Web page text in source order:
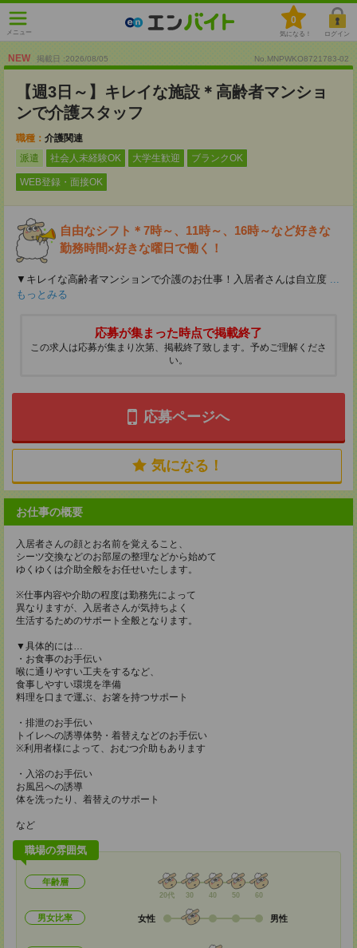
メニュー
0
気になる！ ログイン
NEW 掲載日 :2026/08/05 No.MNPWKO8721783-02
【週3日～】キレイな施設＊高齢者マンショ
ンで介護スタッフ
職種： 介護関連
派遣
社会人未経験OK 大学生歓迎 ブランクOK
WEB登録・面接OK
自由なシフト＊7時～、11時～、16時～など好きな
勤務時間×好きな曜日で働く！
▼キレイな高齢者マンションで介護のお仕事！入居者さんは自立度 ...
もっとみる
応募が集まった時点で掲載終了
この求人は応募が集まり次第、掲載終了致します。予めご理解くださ
い。
応募ページへ
気になる！
お仕事の概要
入居者さんの顔とお名前を覚えること、
シーツ交換などのお部屋の整理などから始めて
ゆくゆくは介助全般をお任せいたします。
※仕事内容や介助の程度は勤務先によって
異なりますが、入居者さんが気持ちよく
生活するためのサポート全般となります。
▼具体的には…
・お食事のお手伝い
喉に通りやすい工夫をするなど、
食事しやすい環境を準備
料理を口まで運ぶ、お箸を持つサポート
・排泄のお手伝い
トイレへの誘導体勢・着替えなどのお手伝い
※利用者様によって、おむつ介助もあります
・入浴のお手伝い
お風呂への誘導
体を洗ったり、着替えのサポート
など
職場の雰囲気
年齢層
20代 30 40 50 60
男女比率 女性 男性